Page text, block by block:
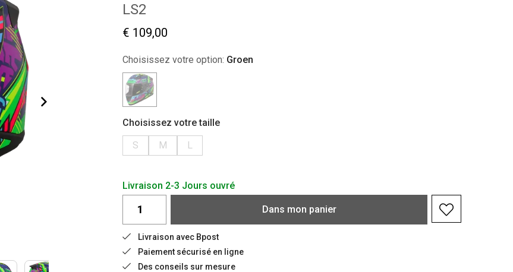
LS2
€ 109,00
Choisissez votre option: Groen
Choisissez votre taille
S
M L
Livraison 2-3 Jours ouvré
Dans mon panier
Livraison avec Bpost
Paiement sécurisé en ligne
Des conseils sur mesure